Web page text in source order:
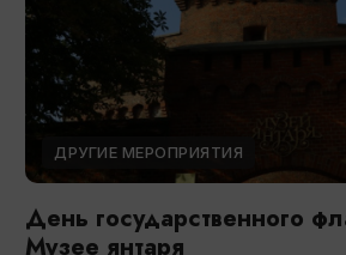
ДРУГИЕ МЕРОПРИЯТИЯ
День государственного
Музее янтаря